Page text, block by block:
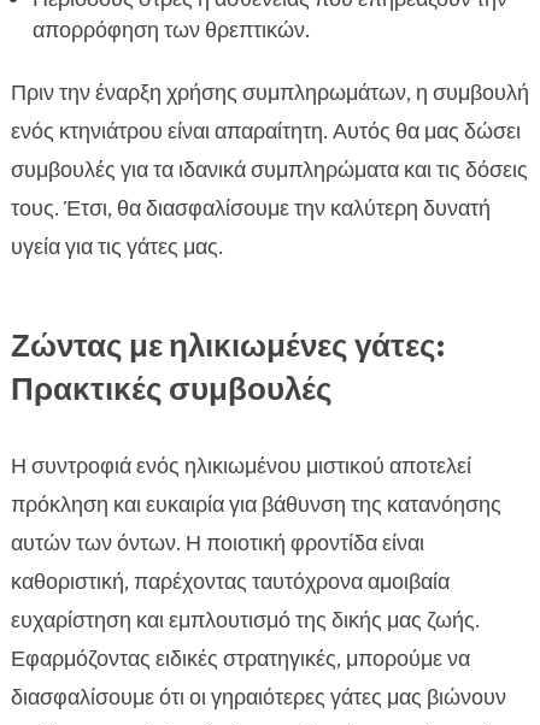
απορρόφηση των θρεπτικών.
Πριν την έναρξη χρήσης συμπληρωμάτων, η συμβουλή
ενός κτηνιάτρου είναι απαραίτητη. Αυτός θα μας δώσει
συμβουλές για τα ιδανικά συμπληρώματα και τις δόσεις
τους. Έτσι, θα διασφαλίσουμε την καλύτερη δυνατή
υγεία για τις γάτες μας.
Ζώντας με ηλικιωμένες γάτες:
Πρακτικές συμβουλές
Η συντροφιά ενός ηλικιωμένου μιστικού αποτελεί
πρόκληση και ευκαιρία για βάθυνση της κατανόησης
αυτών των όντων. Η ποιοτική φροντίδα είναι
καθοριστική, παρέχοντας ταυτόχρονα αμοιβαία
ευχαρίστηση και εμπλουτισμό της δικής μας ζωής.
Εφαρμόζοντας ειδικές στρατηγικές, μπορούμε να
διασφαλίσουμε ότι οι γηραιότερες γάτες μας βιώνουν